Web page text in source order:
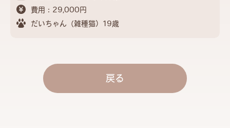
費用：29,000円
だいちゃん（雑種猫）19歳
戻る